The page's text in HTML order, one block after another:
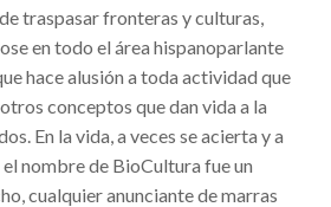
traspasar fronteras y culturas,
en todo el área hispanoparlante
hace alusión a toda actividad que
conceptos que dan vida a la
En la vida, a veces se acierta y a
nombre de BioCultura fue un
cualquier anunciante de marras